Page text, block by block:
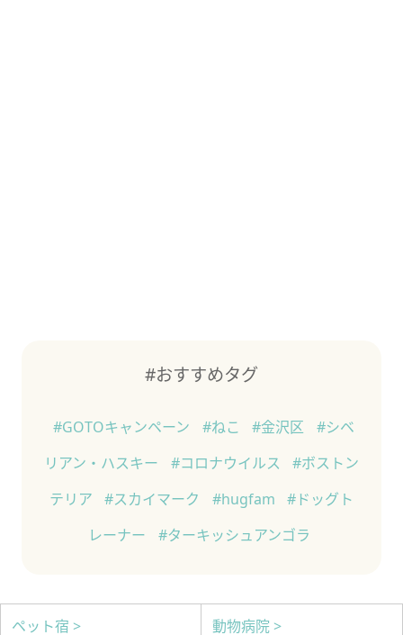
#おすすめタグ
#GOTOキャンペーン #ねこ #金沢区
#シベ
リアン・ハスキー
#コロナウイルス
#ボストン
テリア
#スカイマーク #hugfam
#ドッグト
レーナー
#ターキッシュアンゴラ
ペット宿 > 動物病院 >